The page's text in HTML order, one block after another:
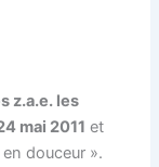
z.a.e. les
mai 2011 et
douceur ».